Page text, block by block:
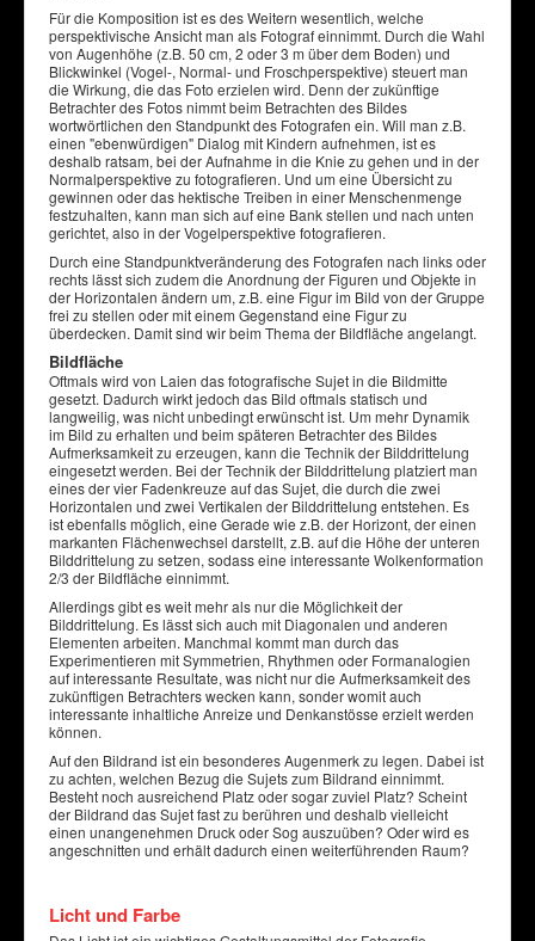
Für die Komposition ist es des Weitern wesentlich, welche
perspektivische Ansicht man als Fotograf einnimmt. Durch die Wahl
von Augenhöhe (z.B. 50 cm, 2 oder 3 m über dem Boden) und
Blickwinkel (Vogel-, Normal- und Froschperspektive) steuert man
die Wirkung, die das Foto erzielen wird. Denn der zukünftige
Betrachter des Fotos nimmt beim Betrachten des Bildes
wortwörtlichen den Standpunkt des Fotografen ein. Will man z.B.
einen "ebenwürdigen" Dialog mit Kindern aufnehmen, ist es
deshalb ratsam, bei der Aufnahme in die Knie zu gehen und in der
Normalperspektive zu fotografieren. Und um eine Übersicht zu
gewinnen oder das hektische Treiben in einer Menschenmenge
festzuhalten, kann man sich auf eine Bank stellen und nach unten
gerichtet, also in der Vogelperspektive fotografieren.
Durch eine Standpunktveränderung des Fotografen nach links oder
rechts lässt sich zudem die Anordnung der Figuren und Objekte in
der Horizontalen ändern um, z.B. eine Figur im Bild von der Gruppe
frei zu stellen oder mit einem Gegenstand eine Figur zu
überdecken. Damit sind wir beim Thema der Bildfläche angelangt.
Bildfläche
Oftmals wird von Laien das fotografische Sujet in die Bildmitte
gesetzt. Dadurch wirkt jedoch das Bild oftmals statisch und
langweilig, was nicht unbedingt erwünscht ist. Um mehr Dynamik
im Bild zu erhalten und beim späteren Betrachter des Bildes
Aufmerksamkeit zu erzeugen, kann die Technik der Bilddrittelung
eingesetzt werden. Bei der Technik der Bilddrittelung platziert man
eines der vier Fadenkreuze auf das Sujet, die durch die zwei
Horizontalen und zwei Vertikalen der Bilddrittelung entstehen. Es
ist ebenfalls möglich, eine Gerade wie z.B. der Horizont, der einen
markanten Flächenwechsel darstellt, z.B. auf die Höhe der unteren
Bilddrittelung zu setzen, sodass eine interessante Wolkenformation
2/3 der Bildfläche einnimmt.
Allerdings gibt es weit mehr als nur die Möglichkeit der
Bilddrittelung. Es lässt sich auch mit Diagonalen und anderen
Elementen arbeiten. Manchmal kommt man durch das
Experimentieren mit Symmetrien, Rhythmen oder Formanalogien
auf interessante Resultate, was nicht nur die Aufmerksamkeit des
zukünftigen Betrachters wecken kann, sonder womit auch
interessante inhaltliche Anreize und Denkanstösse erzielt werden
können.
Auf den Bildrand ist ein besonderes Augenmerk zu legen. Dabei ist
zu achten, welchen Bezug die Sujets zum Bildrand einnimmt.
Besteht noch ausreichend Platz oder sogar zuviel Platz? Scheint
der Bildrand das Sujet fast zu berühren und deshalb vielleicht
einen unangenehmen Druck oder Sog auszuüben? Oder wird es
angeschnitten und erhält dadurch einen weiterführenden Raum?
Licht und Farbe